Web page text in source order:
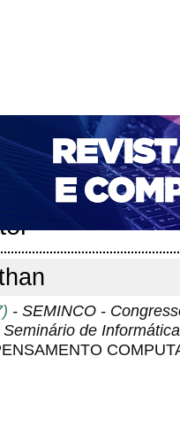
CADASTRO
REVISTAS DA UNIFACS
NOVA SUBMISSÃO
- SEMINCO -
de